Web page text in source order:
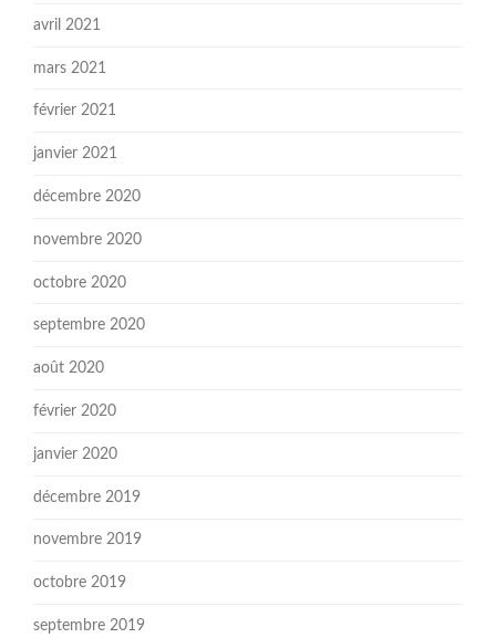
avril 2021
mars 2021
février 2021
janvier 2021
décembre 2020
novembre 2020
octobre 2020
septembre 2020
août 2020
février 2020
janvier 2020
décembre 2019
novembre 2019
octobre 2019
septembre 2019